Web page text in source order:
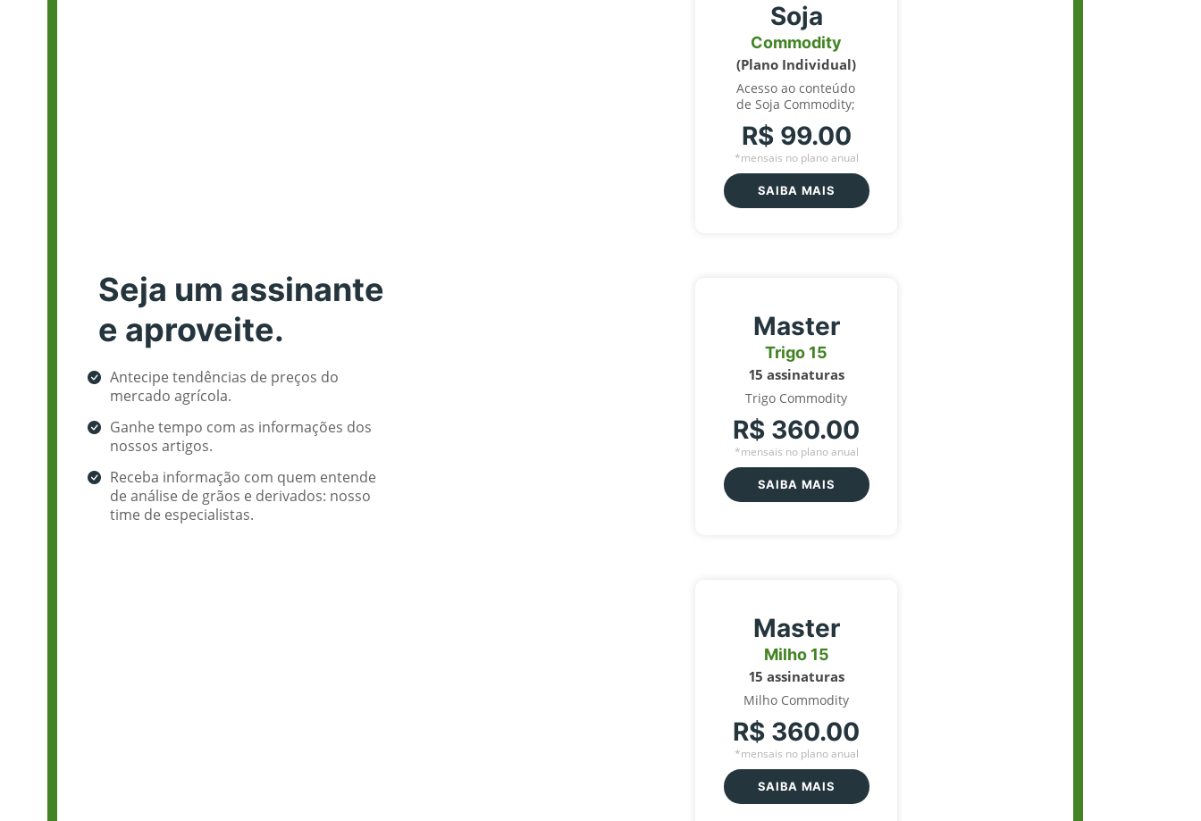
Seja um assinante
e aproveite.
Antecipe tendências de preços do
mercado agrícola.
Ganhe tempo com as informações dos
nossos artigos.
Receba informação com quem entende
de análise de grãos e derivados: nosso
time de especialistas.
Soja
Commodity
(Plano Individual)
Acesso ao conteúdo
de Soja Commodity;
R$ 99.00
*mensais no plano anual
SAIBA MAIS
Master
Trigo 15
15 assinaturas
Trigo Commodity
R$ 360.00
*mensais no plano anual
SAIBA MAIS
Master
Milho 15
15 assinaturas
Milho Commodity
R$ 360.00
*mensais no plano anual
SAIBA MAIS